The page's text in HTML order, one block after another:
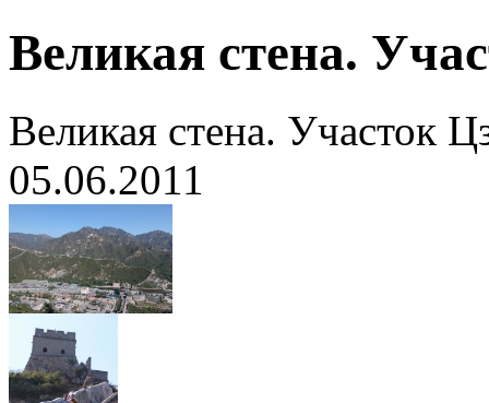
Великая стена.
Великая стена. Участок
05.06.2011